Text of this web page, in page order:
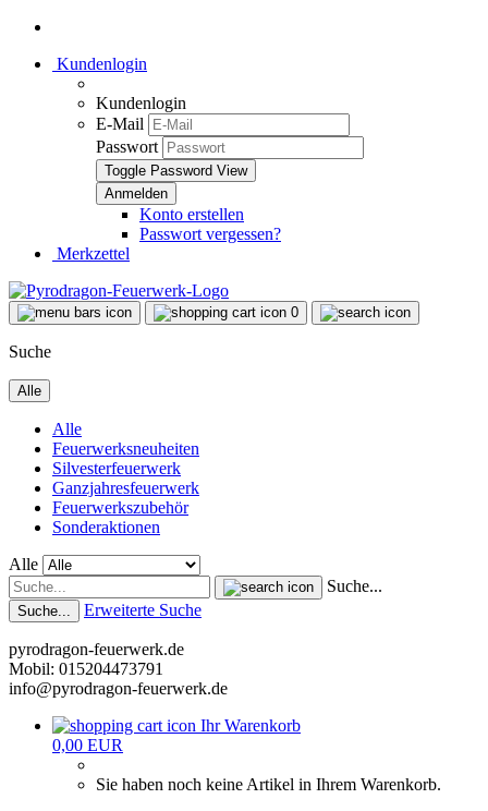
Kundenlogin
Kundenlogin
E-Mail
Passwort
Toggle Password View
Konto erstellen
Passwort vergessen?
Merkzettel
0
Suche
Alle
Alle
Feuerwerksneuheiten
Silvesterfeuerwerk
Ganzjahresfeuerwerk
Feuerwerkszubehör
Sonderaktionen
Alle
Suche...
Suche... Erweiterte Suche
pyrodragon-feuerwerk.de
Mobil: 015204473791
info@pyrodragon-feuerwerk.de
Ihr Warenkorb
0,00 EUR
Sie haben noch keine Artikel in Ihrem Warenkorb.